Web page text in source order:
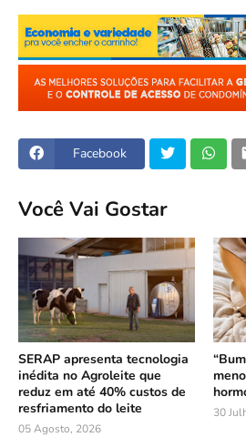
Facebook
Você Vai Gostar
SERAP apresenta tecnologia
inédita no Agroleite que
reduz em até 40% custos de
resfriamento do leite
05 Agosto, 2026
30